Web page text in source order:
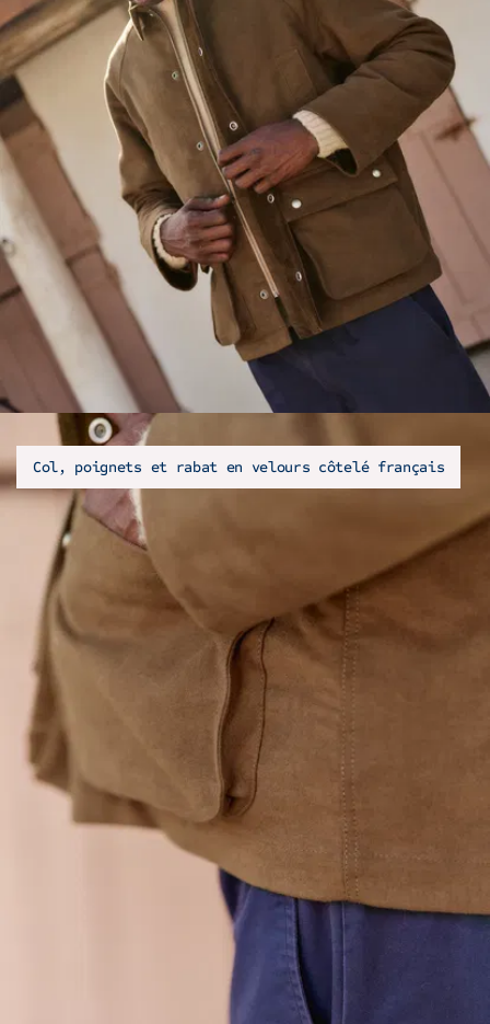
Col, poignets et rabat en velours côtelé français